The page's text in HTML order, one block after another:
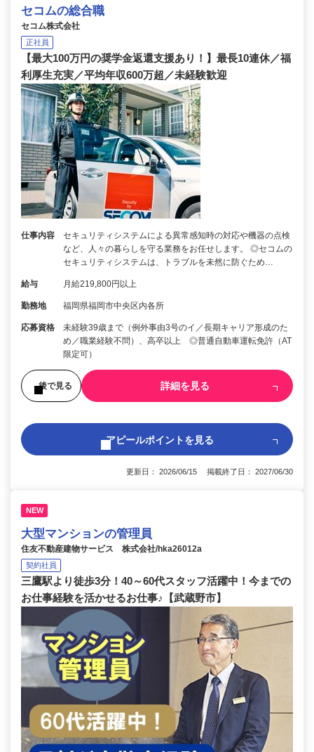
セコムの総合職
セコム株式会社
正社員
【最大100万円の奨学金返還支援あり！】最長10連休／福
利厚生充実／平均年収600万超／未経験歓迎
仕事内容
セキュリティシステムによる異常感知時の対応や機器の点検
など、人々の暮らしを守る業務をお任せします。 ◎セコムの
セキュリティシステムは、トラブルを未然に防ぐため…
給与 月給219,800円以上
勤務地 福岡県福岡市中央区内各所
応募資格
未経験39歳まで（例外事由3号のイ／長期キャリア形成のた
め／職業経験不問）、高卒以上 ◎普通自動車運転免許（AT
限定可）
後で見る 詳細を見る
アピールポイントを見る
更新日： 2026/06/15 掲載終了日： 2027/06/30
NEW
大型マンションの管理員
住友不動産建物サービス 株式会社/hka26012a
契約社員
三鷹駅より徒歩3分！40～60代スタッフ活躍中！今までの
お仕事経験を活かせるお仕事♪【武蔵野市】